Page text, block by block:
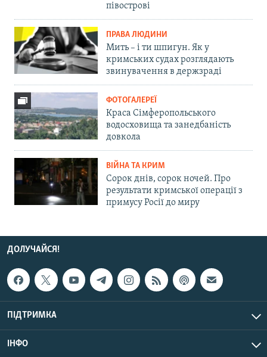
півострові
ПРАВА ЛЮДИНИ
Мить – і ти шпигун. Як у
кримських судах розглядають
звинувачення в держзраді
ФОТОГАЛЕРЕЇ
Краса Сімферопольського
водосховища та занедбаність
довкола
ВІЙНА ТА КРИМ
Сорок днів, сорок ночей. Про
результати кримської операції з
примусу Росії до миру
ДОЛУЧАЙСЯ!
ПІДТРИМКА
ІНФО